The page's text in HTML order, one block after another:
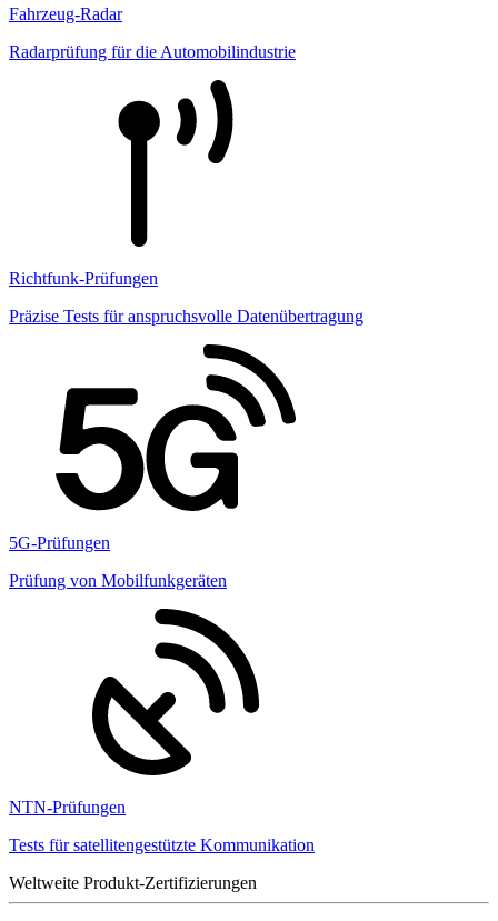
Fahrzeug-Radar
Radarprüfung für die Automobilindustrie
Richtfunk-Prüfungen
Präzise Tests für anspruchsvolle Datenübertragung
5G-Prüfungen
Prüfung von Mobilfunkgeräten
NTN-Prüfungen
Tests für satellitengestützte Kommunikation
Weltweite Produkt-Zertifizierungen